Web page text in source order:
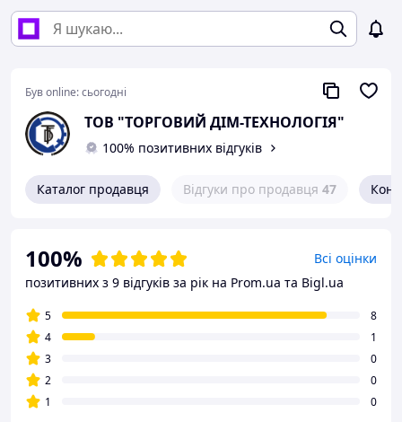
Був online:сьогодні
ТОВ "ТОРГОВИЙ ДІМ-ТЕХНОЛОГІЯ"
100% позитивних відгуків
Каталог продавця Відгуки про продавця 47
100%
Всі оцінки
позитивних з 9 відгуків за рік на Prom.ua та Bigl.ua
5
8
4
1
3
0
2
0
1
0